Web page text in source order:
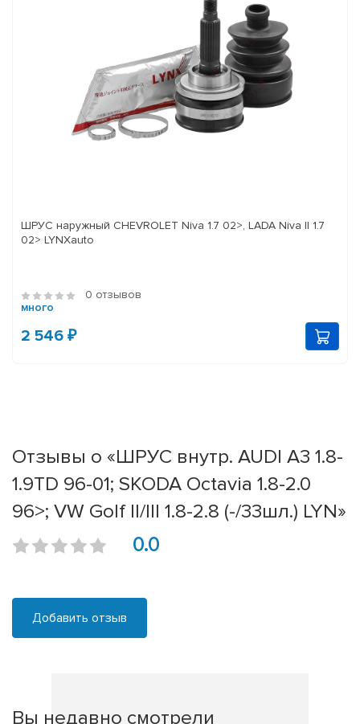
ШРУС наружный CHEVROLET Niva 1.7 02>, LADA Niva II 1.7
02> LYNXauto
0 отзывов
много
2 546 ₽
Отзывы о «ШРУС внутр. AUDI A3 1.8-
1.9TD 96-01; SKODA Octavia 1.8-2.0
96>; VW Golf II/III 1.8-2.8 (-/33шл.) LYN»
0.0
Добавить отзыв
Вы недавно смотрели